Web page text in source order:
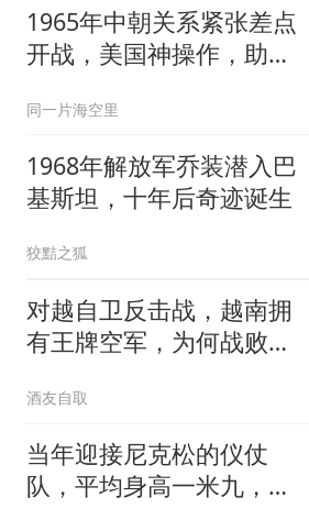
1965年中朝关系紧张差点
开战，美国神操作，助两
同一片海空里
1968年解放军乔装潜入巴
基斯坦，十年后奇迹诞生
狡黠之狐
对越自卫反击战，越南拥
有王牌空军，为何战败也
酒友自取
当年迎接尼克松的仪仗
队，平均身高一米九，尼